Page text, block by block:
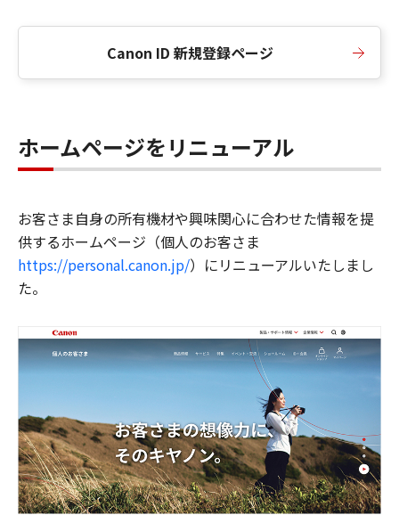
Canon ID 新規登録ページ
ホームページをリニューアル
お客さま自身の所有機材や興味関心に合わせた情報を提
供するホームページ（個人のお客さま
https://personal.canon.jp/）にリニューアルいたしまし
た。